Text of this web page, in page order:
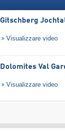
Gitschberg
Visualizzare video
Dolomites Val
Visualizzare video